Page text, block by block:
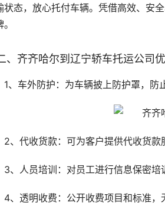
状态，放心托付车辆。凭借高效、安
、齐齐哈尔到辽宁轿车托运公司
1、车外防护：为车辆披上防护罩，防
2、代收货款：可为客户提供代收货款
3、人员培训：对员工进行信息保密培
4、透明收费：公开收费项目和标准，